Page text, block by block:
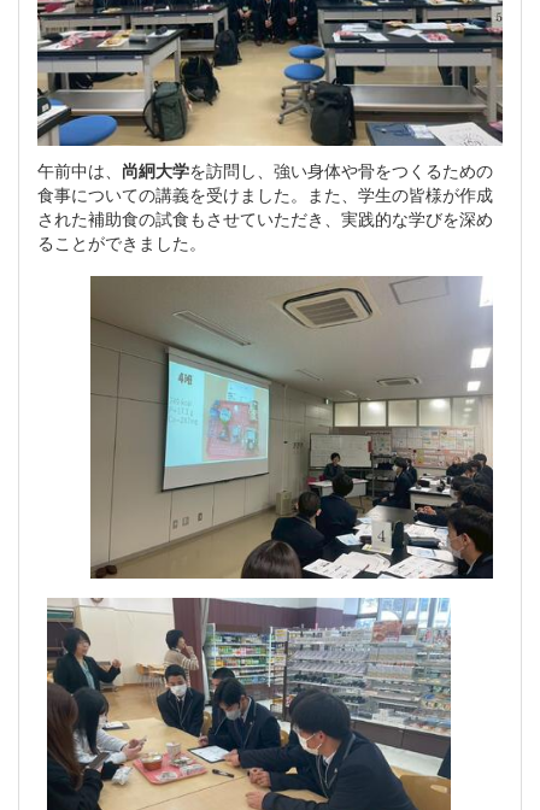
午前中は、 尚絅大学を訪問し、強い身体や骨をつくるための
食事についての講義を受けました。また、学生の皆様が作成
された補助食の試食もさせていただき、実践的な学びを深め
ることができました。